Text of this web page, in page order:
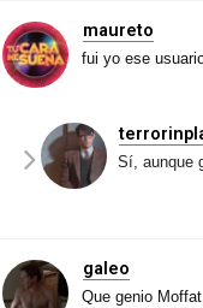
maureto
fui yo ese
Sí, aunque
galeo
Que genio